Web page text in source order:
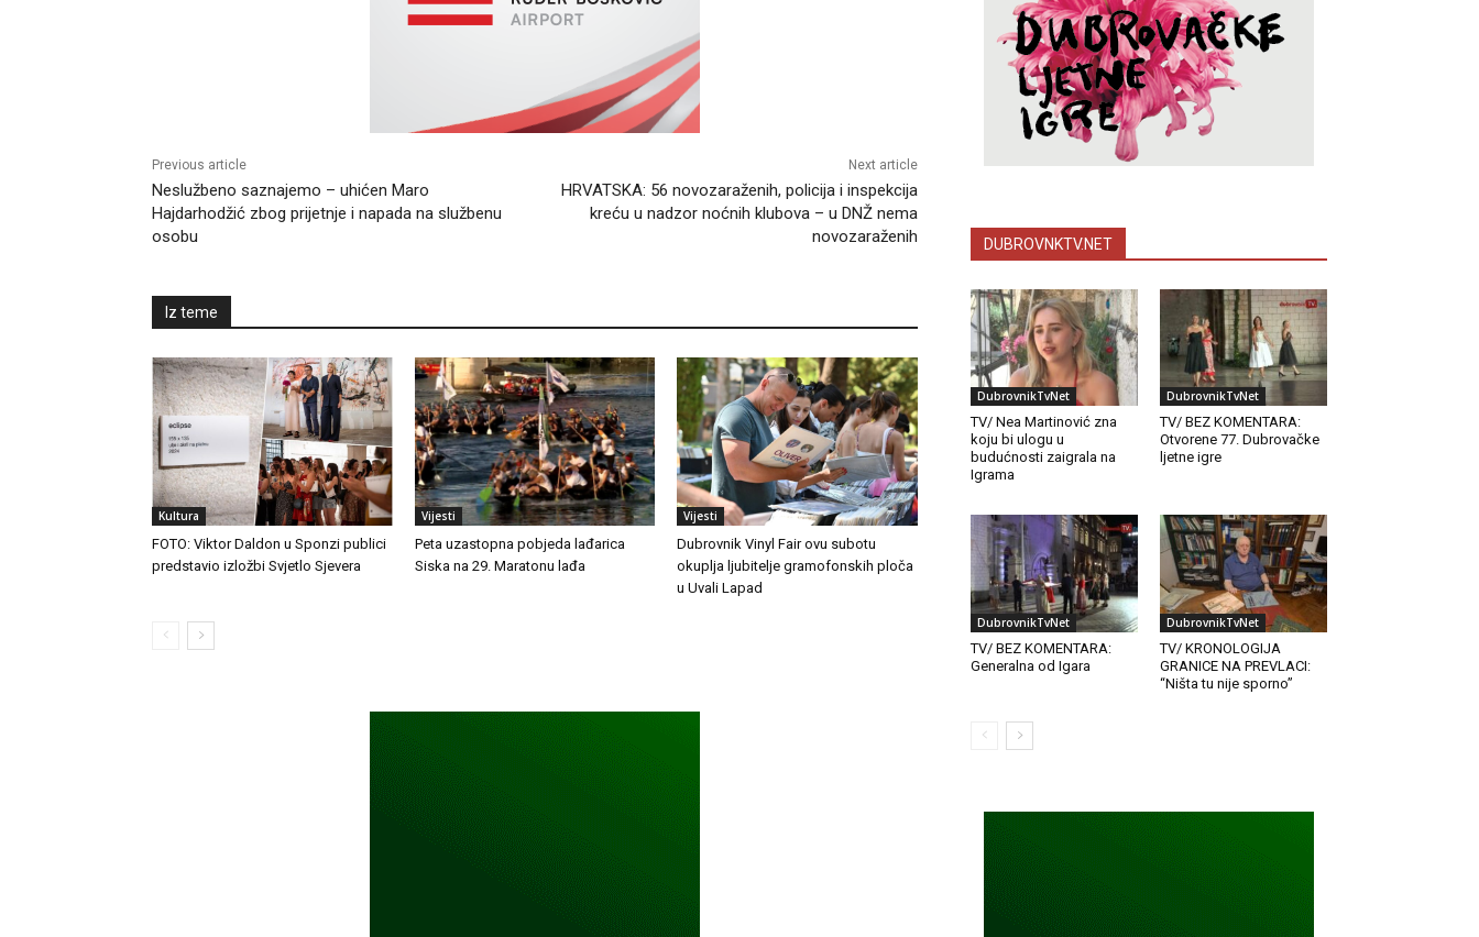
Previous article
Neslužbeno saznajemo – uhićen Maro
Hajdarhodžić zbog prijetnje i napada na službenu
osobu
Next article
HRVATSKA: 56 novozaraženih, policija i inspekcija
kreću u nadzor noćnih klubova – u DNŽ nema
novozaraženih
Iz teme
Kultura
FOTO: Viktor Daldon u Sponzi publici
predstavio izložbi Svjetlo Sjevera
Vijesti
Peta uzastopna pobjeda lađarica
Siska na 29. Maratonu lađa
Vijesti
Dubrovnik Vinyl Fair ovu subotu
okuplja ljubitelje gramofonskih ploča
u Uvali Lapad
DUBROVNKTV.NET
DubrovnikTvNet
TV/ Nea Martinović zna
koju bi ulogu u
budućnosti zaigrala na
Igrama
DubrovnikTvNet
TV/ BEZ KOMENTARA:
Otvorene 77. Dubrovačke
ljetne igre
DubrovnikTvNet
TV/ BEZ KOMENTARA:
Generalna od Igara
DubrovnikTvNet
TV/ KRONOLOGIJA
GRANICE NA PREVLACI:
“Ništa tu nije sporno”